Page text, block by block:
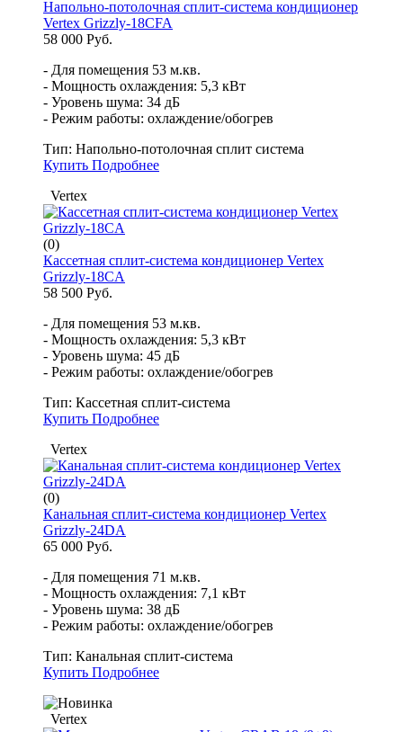
Напольно-потолочная сплит-система кондиционер
Vertex Grizzly-18CFA
58 000 Руб.
- Для помещения 53 м.кв.
- Мощность охлаждения: 5,3 кВт
- Уровень шума: 34 дБ
- Режим работы: охлаждение/обогрев
Тип: Напольно-потолочная сплит система
Купить Подробнее
Vertex
(0)
Кассетная сплит-система кондиционер Vertex
Grizzly-18CA
58 500 Руб.
- Для помещения 53 м.кв.
- Мощность охлаждения: 5,3 кВт
- Уровень шума: 45 дБ
- Режим работы: охлаждение/обогрев
Тип: Кассетная сплит-система
Купить Подробнее
Vertex
(0)
Канальная сплит-система кондиционер Vertex
Grizzly-24DA
65 000 Руб.
- Для помещения 71 м.кв.
- Мощность охлаждения: 7,1 кВт
- Уровень шума: 38 дБ
- Режим работы: охлаждение/обогрев
Тип: Канальная сплит-система
Купить Подробнее
Vertex